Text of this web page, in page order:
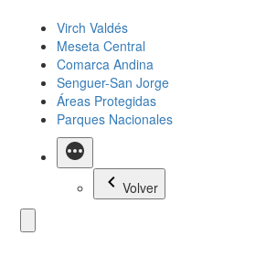
Virch Valdés
Meseta Central
Comarca Andina
Senguer-San Jorge
Áreas Protegidas
Parques Nacionales
Más
Volver